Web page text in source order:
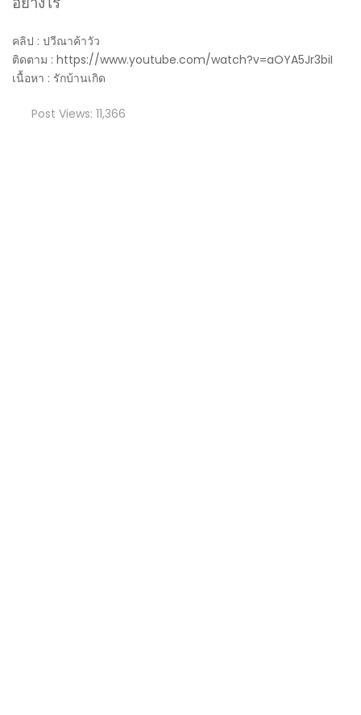
คลิป : ปวีณาค้าวัว
ติดตาม : https://www.youtube.com/watch?v=aOYA5Jr3biI
เนื้อหา : รักบ้านเกิด
Post Views: 11,366